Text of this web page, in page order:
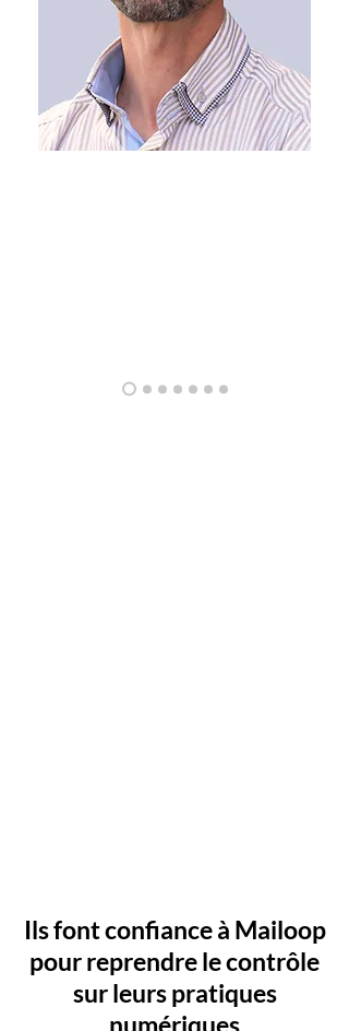
Ils font confiance à Mailoop
pour reprendre le contrôle
sur leurs pratiques
numériques